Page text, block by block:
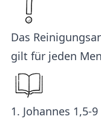
Das
gilt für jeden
1. Johannes 1,5-9